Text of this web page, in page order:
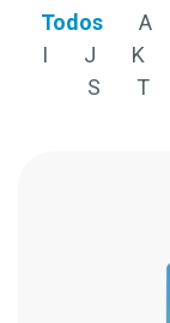
Todos A
I
J K
S
T